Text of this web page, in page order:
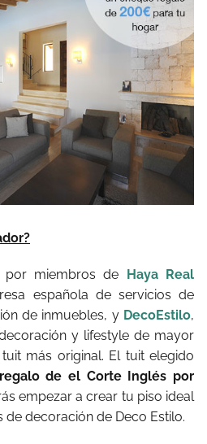
por miembros de Haya Real
española de servicios de
de inmuebles, y DecoEstilo,
y lifestyle de mayor
más original. El tuit elegido
de el Corte Inglés por
empezar a crear tu piso ideal
decoración de Deco Estilo.